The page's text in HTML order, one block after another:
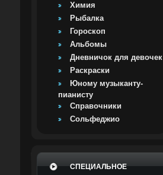
Химия
Рыбалка
Гороскоп
Альбомы
Дневничок для девочек
Раскраски
Юному музыканту-
пианисту
Справочники
Сольфеджио
СПЕЦИАЛЬНОЕ